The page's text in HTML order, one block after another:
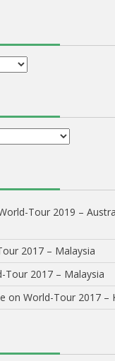
Tour 2019 –
2017 – Malaysia
Tour 2017 – Malaysia
onWorld-Tour 2017 –